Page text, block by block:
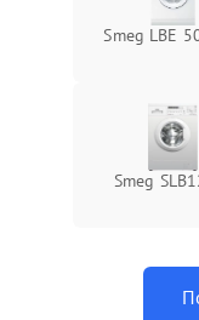
Smeg LBE
Smeg